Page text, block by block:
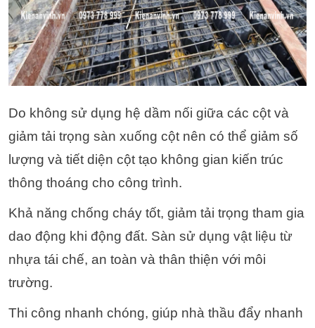
Do không sử dụng hệ dầm nối giữa các cột và
giảm tải trọng sàn xuống cột nên có thể giảm số
lượng và tiết diện cột tạo không gian kiến trúc
thông thoáng cho công trình.
Khả năng chống cháy tốt, giảm tải trọng tham gia
dao động khi động đất. Sàn sử dụng vật liệu từ
nhựa tái chế, an toàn và thân thiện với môi
trường.
Thi công nhanh chóng, giúp nhà thầu đẩy nhanh